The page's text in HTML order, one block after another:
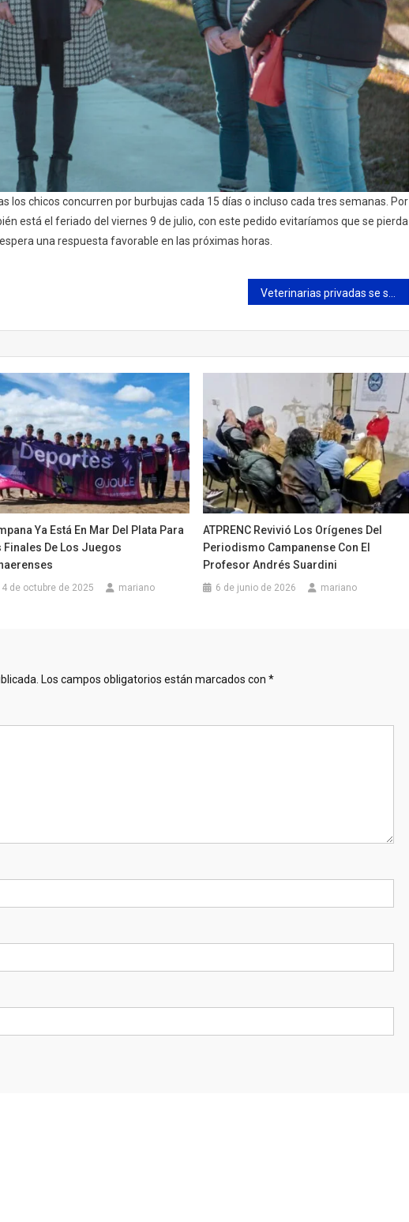
los chicos concurren por burbujas cada 15 días o incluso cada tres semanas. Por
está el feriado del viernes 9 de julio, con este pedido evitaríamos que se pierda
una respuesta favorable en las próximas horas.
Veterinarias privadas se suman a la campaña de vacunación antirrábica
Ya Está En Mar Del Plata Para
Finales De Los Juegos
de octubre de 2025 mariano
ATPRENC Revivió Los Orígenes Del
Periodismo Campanense Con El
Profesor Andrés Suardini
6 de junio de 2026 mariano
Los campos obligatorios están marcados con *